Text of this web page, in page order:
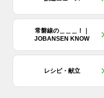
常磐線の＿＿＿！｜
JOBANSEN KNOW
レシピ・献立